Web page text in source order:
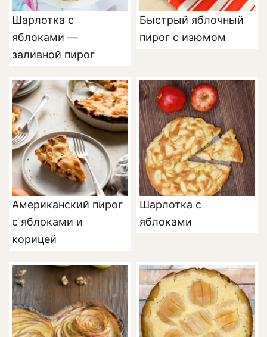
Шарлотка с
яблоками —
заливной пирог
Быстрый яблочный
пирог с изюмом
Американский пирог
с яблоками и
корицей
Шарлотка с
яблоками